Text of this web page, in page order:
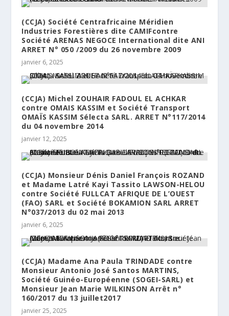
(CCJA) Société Centrafricaine Méridien
Industries Forestières dite CAMIFcontre
Société ARENAS NEGOCE International dite ANI
ARRET N° 050 /2009 du 26 novembre 2009
janvier 6, 2025
(CCJA) Michel ZOUHAIR FADOUL EL ACHKAR
contre OMAIS KASSIM et Société Transport
OMAÏS KASSIM Sélecta SARL. ARRET N°117/2014
du 04 novembre 2014
janvier 12, 2025
(CCJA) Monsieur Dénis Daniel François ROZAND
et Madame Latré Kayi Tassito LAWSON-HELOU
contre Société FULLCAT AFRIQUE DE L’OUEST
(FAO) SARL et Société BOKAMION SARL ARRET
N°037/2013 du 02 mai 2013
janvier 6, 2025
(CCJA) Madame Ana Paula TRINDADE contre
Monsieur Antonio José Santos MARTINS,
Société Guinéo-Européenne (SOGEI-SARL) et
Monsieur Jean Marie WILKINSON Arrêt n°
160/2017 du 13 juillet2017
janvier 25, 2025